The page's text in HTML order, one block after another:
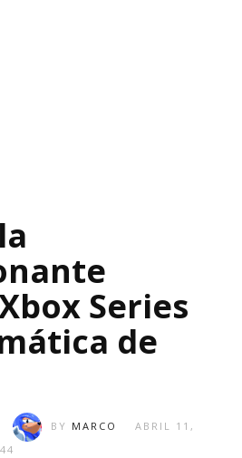
Series
de
BY MARCO
ABRIL 11,